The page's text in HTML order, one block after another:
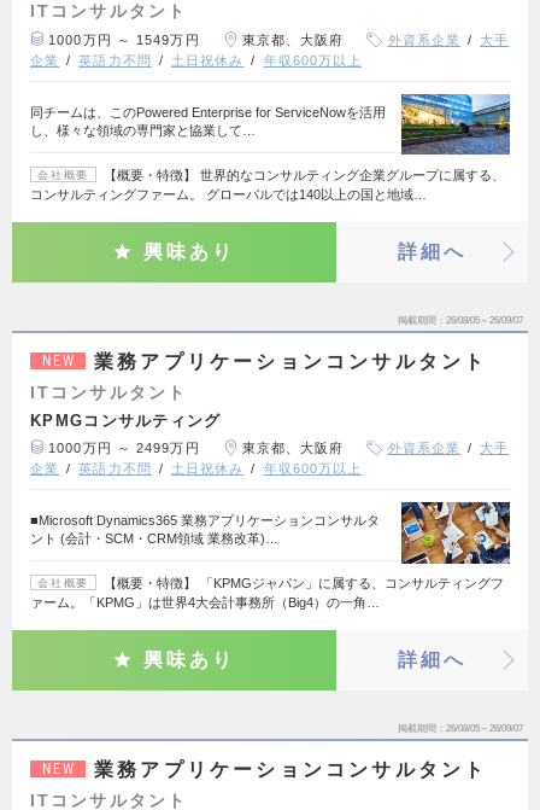
ITコンサルタント
1000万円 ～ 1549万円 東京都、大阪府 外資系企業
大手
企業
英語力不問 土日祝休み 年収600万以上
同チームは、このPowered Enterprise for ServiceNowを活用
し、様々な領域の専門家と協業して…
会社概要
【概要・特徴】 世界的なコンサルティング企業グループに属する、
コンサルティングファーム。 グローバルでは140以上の国と地域…
興味あり 詳細へ
掲載期間 26/08/05～26/09/07
NEW 業務アプリケーションコンサルタント
ITコンサルタント
KPMGコンサルティング
1000万円 ～ 2499万円 東京都、大阪府 外資系企業
大手
企業
英語力不問 土日祝休み 年収600万以上
■Microsoft Dynamics365 業務アプリケーションコンサルタ
ント (会計・SCM・CRM領域 業務改革)…
会社概要
【概要・特徴】 「KPMGジャパン」に属する、コンサルティングフ
ァーム。「KPMG」は世界4大会計事務所（Big4）の一角…
興味あり 詳細へ
掲載期間 26/08/05～26/09/07
NEW 業務アプリケーションコンサルタント
ITコンサルタント